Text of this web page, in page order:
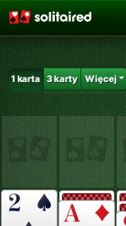
1 karta 3 karty Więcej